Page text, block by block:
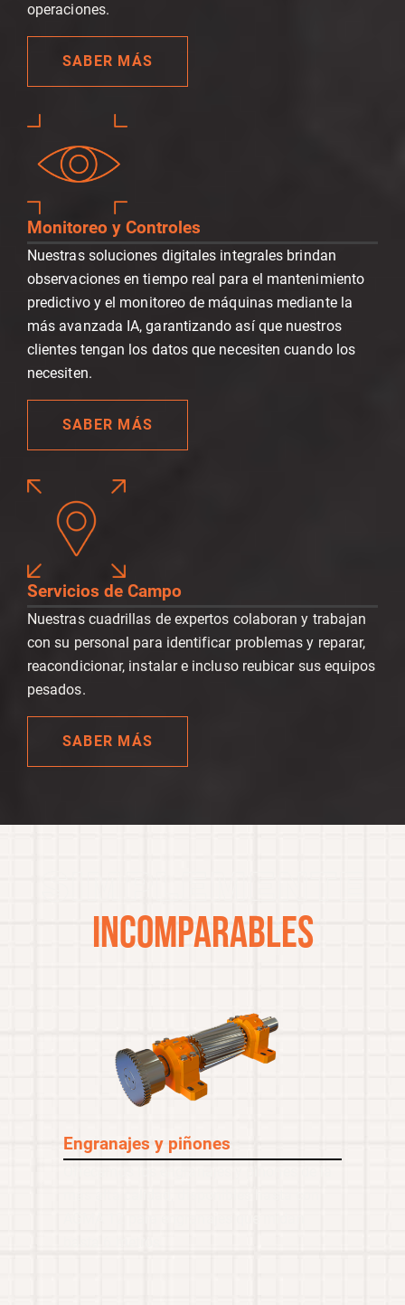
operaciones.
SABER MÁS
Monitoreo y Controles
Nuestras soluciones digitales integrales brindan
observaciones en tiempo real para el mantenimiento
predictivo y el monitoreo de máquinas mediante la
más avanzada IA, garantizando así que nuestros
clientes tengan los datos que necesiten cuando los
necesiten.
SABER MÁS
Servicios de Campo
Nuestras cuadrillas de expertos colaboran y trabajan
con su personal para identificar problemas y reparar,
reacondicionar, instalar e incluso reubicar sus equipos
pesados.
SABER MÁS
INCOMPARABLES
Engranajes y piñones